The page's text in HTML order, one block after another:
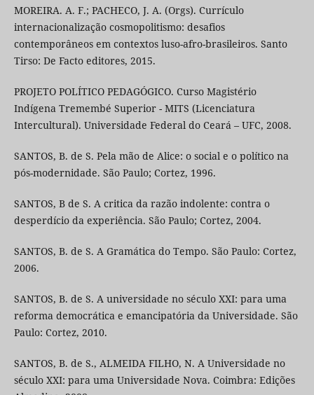
MOREIRA. A. F.; PACHECO, J. A. (Orgs). Currículo
internacionalização cosmopolitismo: desafios
contemporâneos em contextos luso-afro-brasileiros. Santo
Tirso: De Facto editores, 2015.
PROJETO POLÍTICO PEDAGÓGICO. Curso Magistério
Indígena Tremembé Superior - MITS (Licenciatura
Intercultural). Universidade Federal do Ceará – UFC, 2008.
SANTOS, B. de S. Pela mão de Alice: o social e o político na
pós-modernidade. São Paulo; Cortez, 1996.
SANTOS, B de S. A critica da razão indolente: contra o
desperdício da experiência. São Paulo; Cortez, 2004.
SANTOS, B. de S. A Gramática do Tempo. São Paulo: Cortez,
2006.
SANTOS, B. de S. A universidade no século XXI: para uma
reforma democrática e emancipatória da Universidade. São
Paulo: Cortez, 2010.
SANTOS, B. de S., ALMEIDA FILHO, N. A Universidade no
século XXI: para uma Universidade Nova. Coimbra: Edições